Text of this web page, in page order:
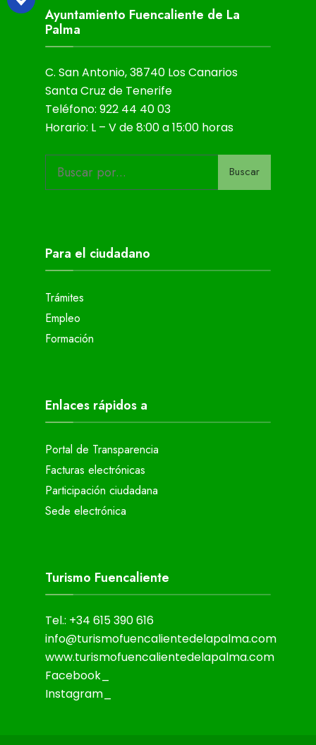
Ayuntamiento Fuencaliente de La
Palma
C. San Antonio, 38740 Los Canarios
Santa Cruz de Tenerife
Teléfono: 922 44 40 03
Horario: L – V de 8:00 a 15:00 horas
Buscar
Para el ciudadano
Trámites
Empleo
Formación
Enlaces rápidos a
Portal de Transparencia
Facturas electrónicas
Participación ciudadana
Sede electrónica
Turismo Fuencaliente
Tel.: +34 615 390 616
info@turismofuencalientedelapalma.com
www.turismofuencalientedelapalma.com
Facebook_
Instagram_